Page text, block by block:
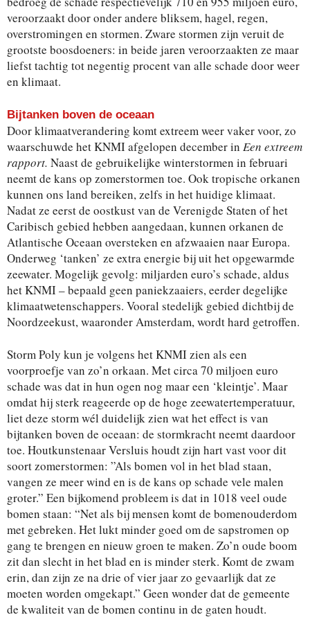
veroorzaakt door onder andere bliksem, hagel, regen,
overstromingen en stormen. Zware stormen zijn veruit de
grootste boosdoeners: in beide jaren veroorzaakten ze maar
liefst tachtig tot negentig procent van alle schade door weer
en klimaat.
Bijtanken boven de oceaan
Door klimaatverandering komt extreem weer vaker voor, zo
waarschuwde het KNMI afgelopen december in Een extreem
rapport. Naast de gebruikelijke winterstormen in februari
neemt de kans op zomerstormen toe. Ook tropische orkanen
kunnen ons land bereiken, zelfs in het huidige klimaat.
Nadat ze eerst de oostkust van de Verenigde Staten of het
Caribisch gebied hebben aangedaan, kunnen orkanen de
Atlantische Oceaan oversteken en afzwaaien naar Europa.
Onderweg ‘tanken’ ze extra energie bij uit het opgewarmde
zeewater. Mogelijk gevolg: miljarden euro’s schade, aldus
het KNMI – bepaald geen paniekzaaiers, eerder degelijke
klimaatwetenschappers. Vooral stedelijk gebied dichtbij de
Noordzeekust, waaronder Amsterdam, wordt hard getroffen.
Storm Poly kun je volgens het KNMI zien als een
voorproefje van zo’n orkaan. Met circa 70 miljoen euro
schade was dat in hun ogen nog maar een ‘kleintje’. Maar
omdat hij sterk reageerde op de hoge zeewatertemperatuur,
liet deze storm wél duidelijk zien wat het effect is van
bijtanken boven de oceaan: de stormkracht neemt daardoor
toe. Houtkunstenaar Versluis houdt zijn hart vast voor dit
soort zomerstormen: ”Als bomen vol in het blad staan,
vangen ze meer wind en is de kans op schade vele malen
groter.” Een bijkomend probleem is dat in 1018 veel oude
bomen staan: “Net als bij mensen komt de bomenouderdom
met gebreken. Het lukt minder goed om de sapstromen op
gang te brengen en nieuw groen te maken. Zo’n oude boom
zit dan slecht in het blad en is minder sterk. Komt de zwam
erin, dan zijn ze na drie of vier jaar zo gevaarlijk dat ze
moeten worden omgekapt.” Geen wonder dat de gemeente
de kwaliteit van de bomen continu in de gaten houdt.